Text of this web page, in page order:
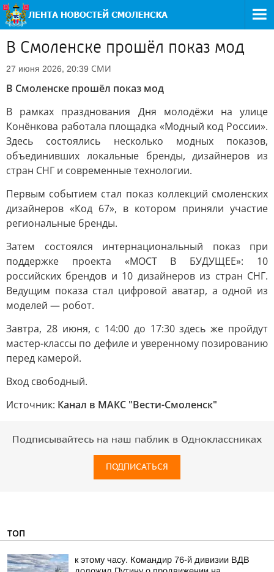
В Смоленске прошёл показ мод
27 июня 2026, 20:39 СМИ
В Смоленске прошёл показ мод
В рамках празднования Дня молодёжи на улице
Конёнкова работала площадка «Модный код России».
Здесь состоялись несколько модных показов,
объединивших локальные бренды, дизайнеров из
стран СНГ и современные технологии.
Первым событием стал показ коллекций смоленских
дизайнеров «Код 67», в котором приняли участие
региональные бренды.
Затем состоялся интернациональный показ при
поддержке проекта «МОСТ В БУДУЩЕЕ»: 10
российских брендов и 10 дизайнеров из стран СНГ.
Ведущим показа стал цифровой аватар, а одной из
моделей — робот.
Завтра, 28 июня, с 14:00 до 17:30 здесь же пройдут
мастер-классы по дефиле и уверенному позированию
перед камерой.
Вход свободный.
Источник: Канал в МАКС "Вести-Смоленск"
Подписывайтесь на наш паблик в Одноклассниках
ПОДПИСАТЬСЯ
ТОП
к этому часу. Командир 76-й дивизии ВДВ